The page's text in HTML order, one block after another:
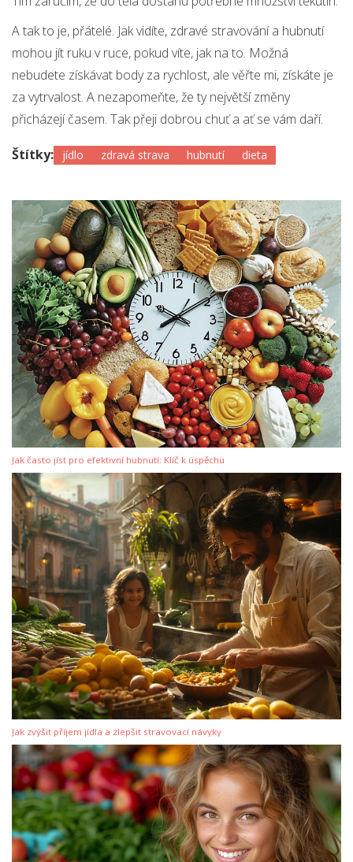
A tak to je, přátelé. Jak vidíte, zdravé stravování a hubnutí
mohou jít ruku v ruce, pokud víte, jak na to. Možná
nebudete získávat body za rychlost, ale věřte mi, získáte je
za vytrvalost. A nezapomeňte, že ty největší změny
přicházejí časem. Tak přeji dobrou chuť a ať se vám daří.
Štítky: jídlo zdravá strava hubnutí dieta
Jak často jíst pro efektivní hubnutí: Klíč k úspěchu
Jak zvýšit příjem jídla a zlepšit stravovací návyky